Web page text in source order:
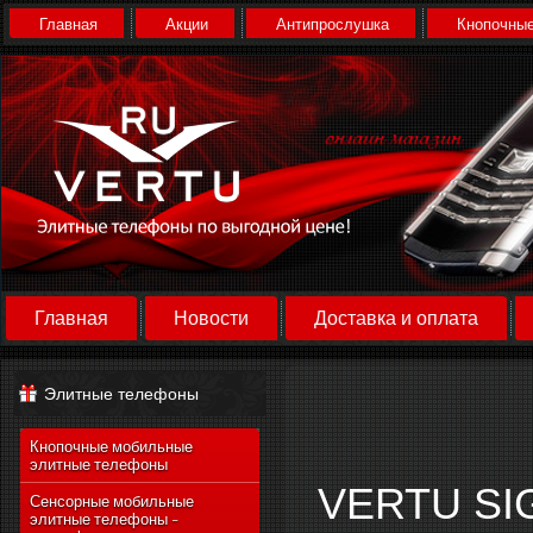
Главная Акции Антипрослушка
Главная Новости Доставка и оплата
Элитные телефоны
Кнопочные мобильные
элитные телефоны
Сенсорные мобильные
элитные телефоны -
VERTU